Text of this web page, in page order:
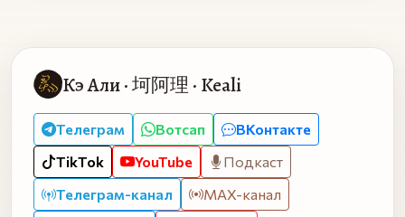
Кэ Али · 坷阿理 · Keali
Телеграм Вотсап
ВКонтакте
TikTok
YouTube
Подкаст
Телеграм-канал
MAX-канал